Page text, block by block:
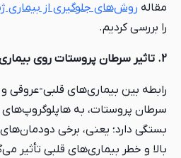
مقاله روش‌های جلوگیری از بیماری
را بررسی کردیم.
2. تاثیر سرطان پروستات روی بیماری‌های قلبی- عروقی
بالا و خطر بیماری‌های قلبی تأثیر